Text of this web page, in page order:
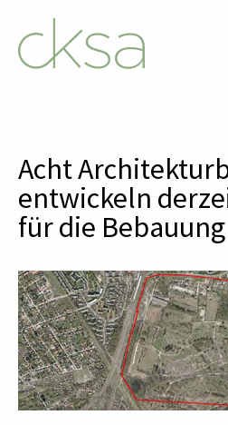
Acht
entwickeln
für die Bebauung